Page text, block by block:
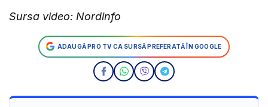
Sursa video: Nordinfo
ADAUGĂ PRO TV CA SURSĂ PREFERATĂ ÎN GOOGLE